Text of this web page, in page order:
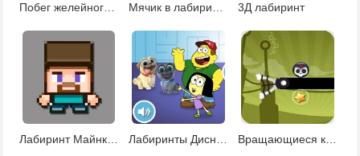
Побег желейного кубика Мячик в лабиринте 3Д лабиринт
Лабиринт Майнкрафта Лабиринты Диснея Вращающиеся кости